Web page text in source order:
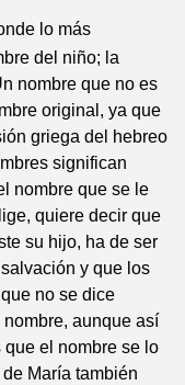
lo más
del niño; la
nombre que no es
original, ya que
griega del hebreo
significan
nombre que se le
quiere decir que
su hijo, ha de ser
y que los
no se dice
aunque así
el nombre se lo
María también